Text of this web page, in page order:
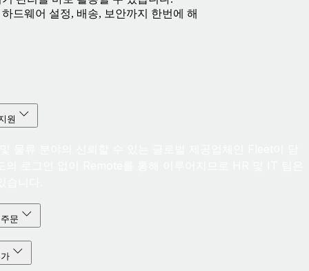
드웨어 설정, 배송, 보안까지 한번에 해
원
문